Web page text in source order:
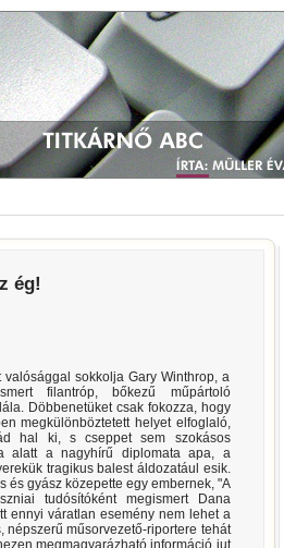
ég!
sokkolja Gary Winthrop, a
filantróp, bőkezű műpártoló
Döbbenetüket csak fokozza, hogy
megkülönböztetett helyet elfoglaló,
hal ki, s cseppet sem szokásos
alatt a nagyhírű diplomata apa, a
tragikus balest áldozatául esik.
és gyász közepette egy embernek, "A
tudósítóként megismert Dana
ennyi váratlan esemény nem lehet a
népszerű műsorvezető-riportere tehát
megmagyarázható információ jut